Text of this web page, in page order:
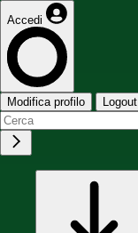
Accedi
Modifica profilo Logout